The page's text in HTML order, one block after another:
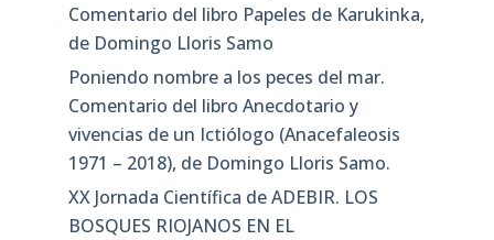
Comentario del libro Papeles de Karukinka,
de Domingo Lloris Samo
Poniendo nombre a los peces del mar.
Comentario del libro Anecdotario y
vivencias de un Ictiólogo (Anacefaleosis
1971 – 2018), de Domingo Lloris Samo.
XX Jornada Científica de ADEBIR. LOS
BOSQUES RIOJANOS EN EL